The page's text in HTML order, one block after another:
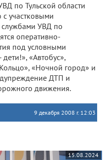
по Тульской области
участковыми
УВД по
оперативно-
под условными
«Автобус»,
«Ночной город» и
ДТП и
движения.
9 декабря 2008 г. 12:03
15.08.2024